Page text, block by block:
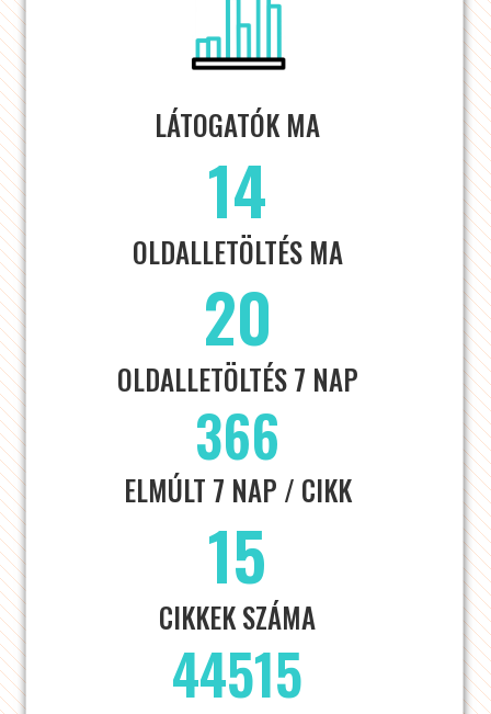
LÁTOGATÓK MA
14
OLDALLETÖLTÉS MA
20
OLDALLETÖLTÉS 7 NAP
366
ELMÚLT 7 NAP / CIKK
15
CIKKEK SZÁMA
44515